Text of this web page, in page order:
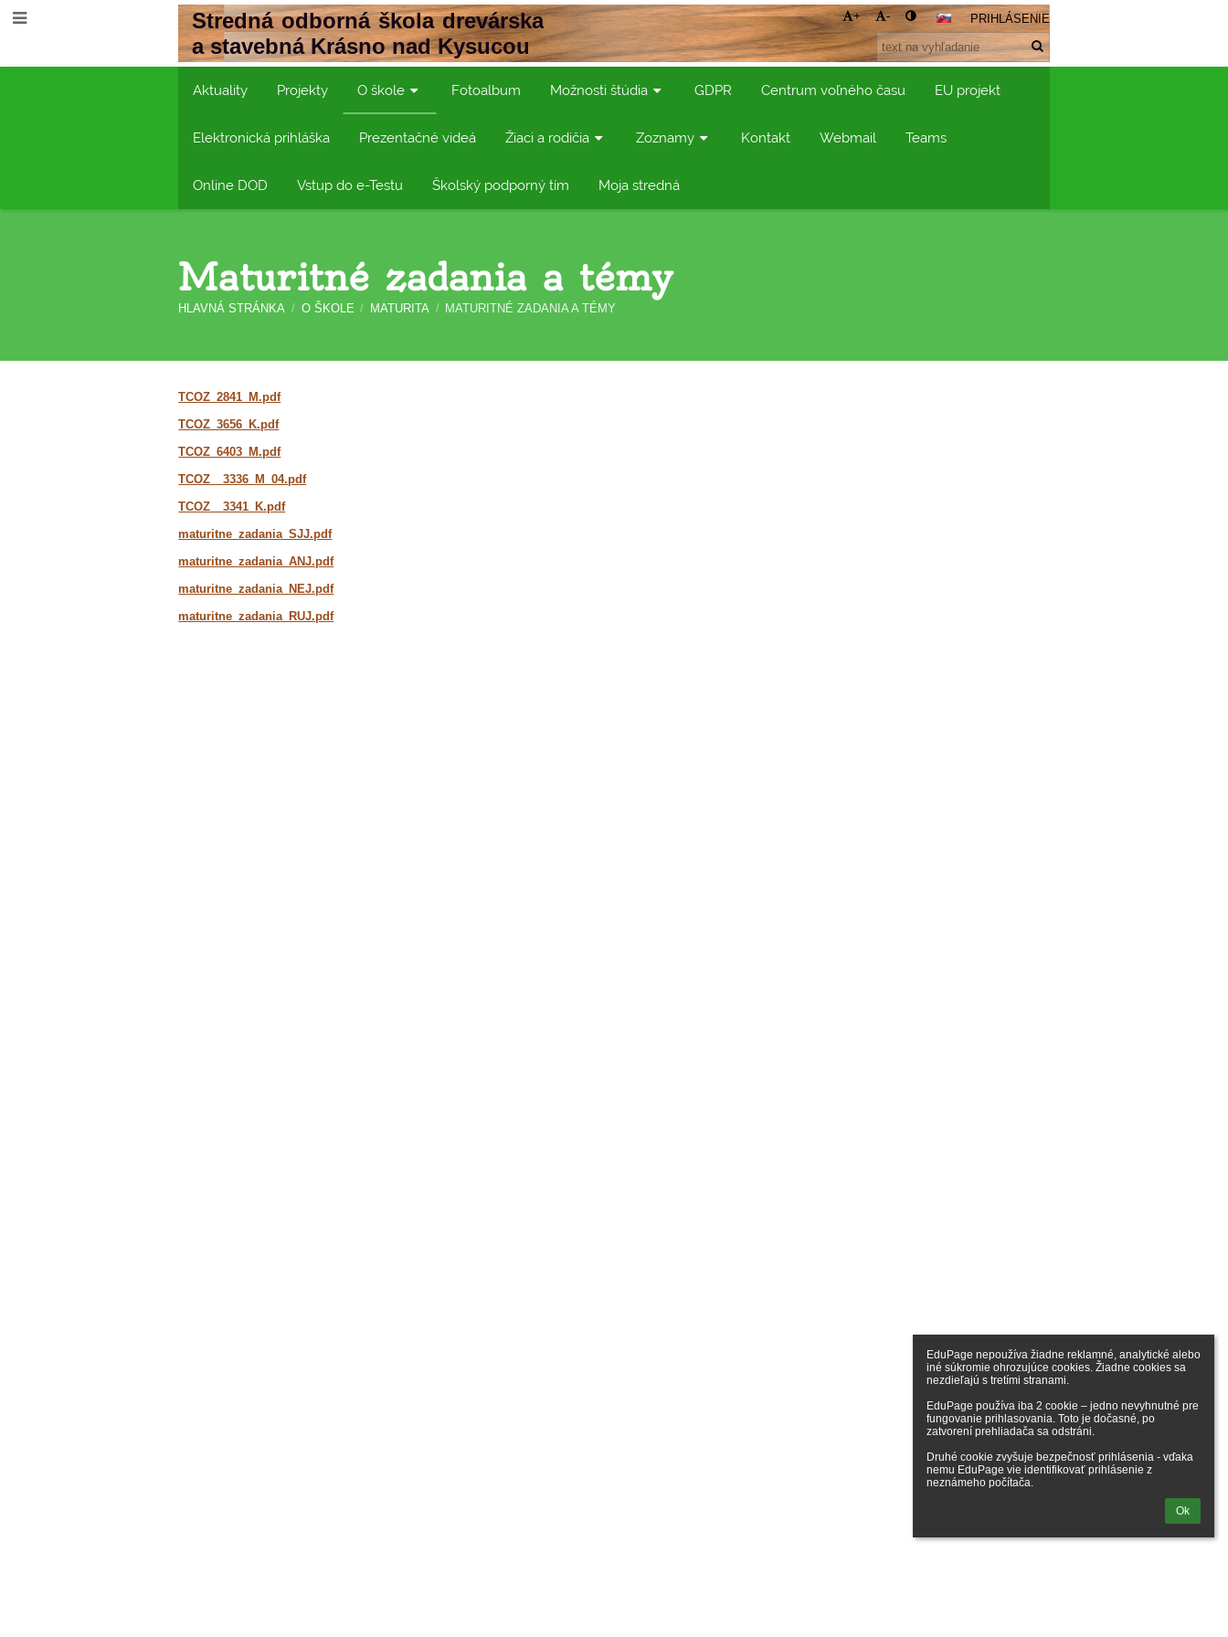
EduPage nepoužíva žiadne reklamné, analytické alebo
iné súkromie ohrozujúce cookies. Žiadne cookies sa
nezdieľajú s tretími stranami.
EduPage používa iba 2 cookie – jedno nevyhnutné pre
fungovanie prihlasovania. Toto je dočasné, po
zatvorení prehliadača sa odstráni.
Druhé cookie zvyšuje bezpečnosť prihlásenia - vďaka
nemu EduPage vie identifikovať prihlásenie z
neznámeho počítača.
Ok
Stredná odborná škola drevárska
a stavebná Krásno nad Kysucou
+ - PRIHLÁSENIE
Aktuality Projekty O škole Fotoalbum Možnosti štúdia GDPR Centrum voľného času EU projekt
Elektronická prihláška Prezentačné videá Žiaci a rodičia Zoznamy Kontakt Webmail Teams
Online DOD Vstup do e-Testu Školský podporný tím Moja stredná
Maturitné zadania a témy
HLAVNÁ STRÁNKA / O ŠKOLE / MATURITA / MATURITNÉ ZADANIA A TÉMY
Maturitné
a
témy
TCOZ_2841_M.pdf
TCOZ_3656_K.pdf
TCOZ_6403_M.pdf
TCOZ__3336_M_04.pdf
TCOZ__3341_K.pdf
maturitne_zadania_SJJ.pdf
maturitne_zadania_ANJ.pdf
maturitne_zadania_NEJ.pdf
maturitne_zadania_RUJ.pdf